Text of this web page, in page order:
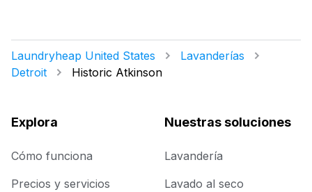
Laundryheap United States
Lavanderías
Detroit
Historic Atkinson
Explora
Cómo funciona
Precios y servicios
Nuestras soluciones
Lavandería
Lavado al seco